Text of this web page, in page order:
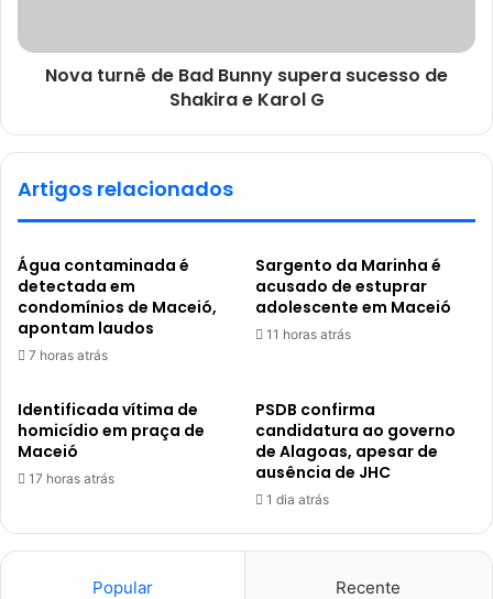
Nova turnê de Bad Bunny supera sucesso de
Shakira e Karol G
Artigos relacionados
Água contaminada é
detectada em
condomínios de Maceió,
apontam laudos
7 horas atrás
Sargento da Marinha é
acusado de estuprar
adolescente em Maceió
11 horas atrás
Identificada vítima de
homicídio em praça de
Maceió
17 horas atrás
PSDB confirma
candidatura ao governo
de Alagoas, apesar de
ausência de JHC
1 dia atrás
Popular Recente